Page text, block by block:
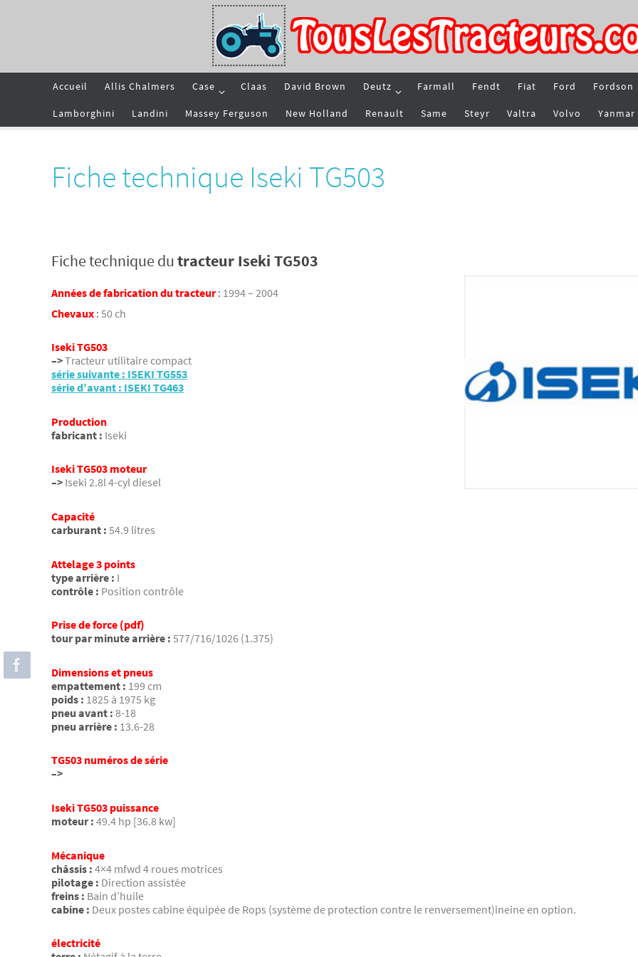
Accueil Allis Chalmers Case Claas David Brown Deutz Farmall Fendt Fiat Ford Fordson
Lamborghini Landini Massey Ferguson New Holland Renault Same Steyr Valtra Volvo Yanmar
Fiche technique Iseki TG503
Fiche technique dutracteur Iseki TG503
Années de fabrication du tracteur: 1994 – 2004
Chevaux : 50 ch
Iseki TG503
–>Tracteur utilitaire compact
série suivante : ISEKI TG553
série d’avant : ISEKI TG463
Production
fabricant : Iseki
Iseki TG503 moteur
–> Iseki 2.8l 4-cyl diesel
Capacité
carburant : 54.9 litres
Attelage 3 points
type arrière : I
contrôle : Position contrôle
Prise de force (pdf)
tour par minute arrière : 577/716/1026 (1.375)
Dimensions et pneus
empattement : 199 cm
poids : 1825 à 1975 kg
pneu avant : 8-18
pneu arrière : 13.6-28
TG503 numéros de série
–>
Iseki TG503 puissance
moteur : 49.4 hp [36.8 kw]
Mécanique
châssis : 4×4 mfwd 4 roues motrices
pilotage : Direction assistée
freins : Bain d’huile
cabine : Deux postes cabine équipée de Rops (système de protection contre le renversement)ineine en option.
électricité